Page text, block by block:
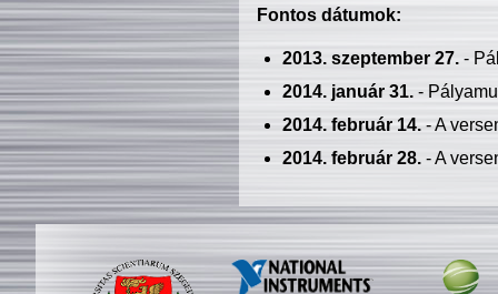
Fontos dátumok:
2013. szeptember 27.-
2014. január 31.-
2014. február 14.- A
2014. február 28.- A